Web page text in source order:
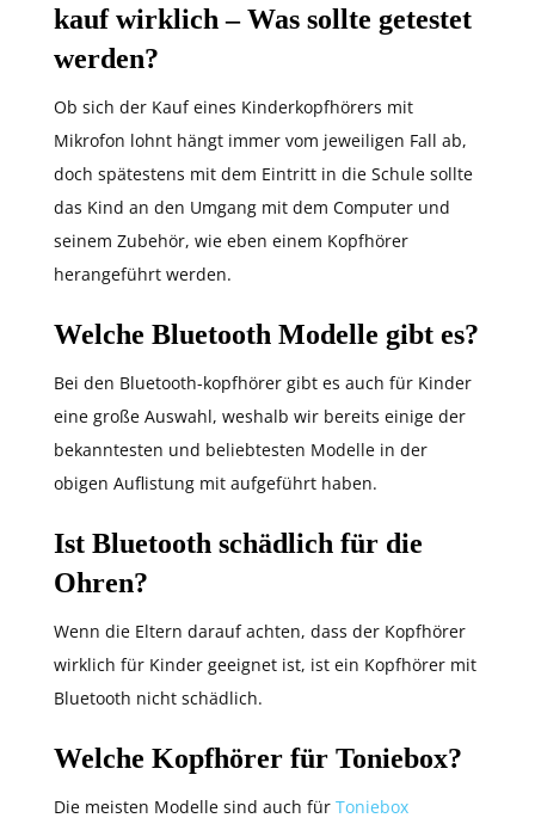
kauf wirklich – Was sollte getestet
werden?
Ob sich der Kauf eines Kinderkopfhörers mit
Mikrofon lohnt hängt immer vom jeweiligen Fall ab,
doch spätestens mit dem Eintritt in die Schule sollte
das Kind an den Umgang mit dem Computer und
seinem Zubehör, wie eben einem Kopfhörer
herangeführt werden.
Welche Bluetooth Modelle gibt es?
Bei den Bluetooth-kopfhörer gibt es auch für Kinder
eine große Auswahl, weshalb wir bereits einige der
bekanntesten und beliebtesten Modelle in der
obigen Auflistung mit aufgeführt haben.
Ist Bluetooth schädlich für die
Ohren?
Wenn die Eltern darauf achten, dass der Kopfhörer
wirklich für Kinder geeignet ist, ist ein Kopfhörer mit
Bluetooth nicht schädlich.
Welche Kopfhörer für Toniebox?
Die meisten Modelle sind auch für Toniebox